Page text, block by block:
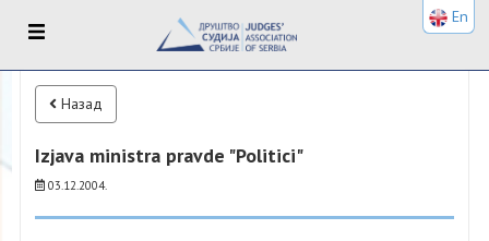
Назад
Izjava ministra pravde "Politici"
03.12.2004.
En